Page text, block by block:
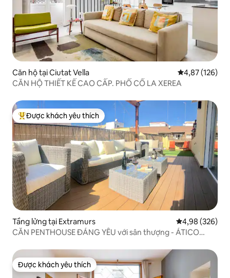
Căn hộ tại Ciutat Vella Xếp hạng
4,87 (126)
CĂN HỘ THIẾT KẾ CAO CẤP. PHỐ CỔ LA XEREA
Được khách yêu thích nhất
Được khách yêu thích
Tầng lửng tại Extramurs Xếp hạng
4,98 (326)
CĂN PENTHOUSE ĐÁNG YÊU với sân thượng - ÁTICO
Được khách yêu thích
Được khách yêu thích